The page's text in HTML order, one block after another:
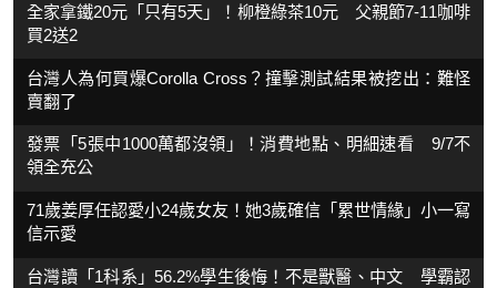
全家拿鐵20元「只有5天」！柳橙綠茶10元 父親節7-11咖啡
買2送2
台灣人為何買爆Corolla Cross？撞擊測試結果被挖出：難怪
賣翻了
發票「5張中1000萬都沒領」！消費地點、明細速看 9/7不
領全充公
71歲姜厚任認愛小24歲女友！她3歲確信「累世情緣」小一寫
信示愛
台灣讀「1科系」56.2%學生後悔！不是獸醫、中文 學霸認